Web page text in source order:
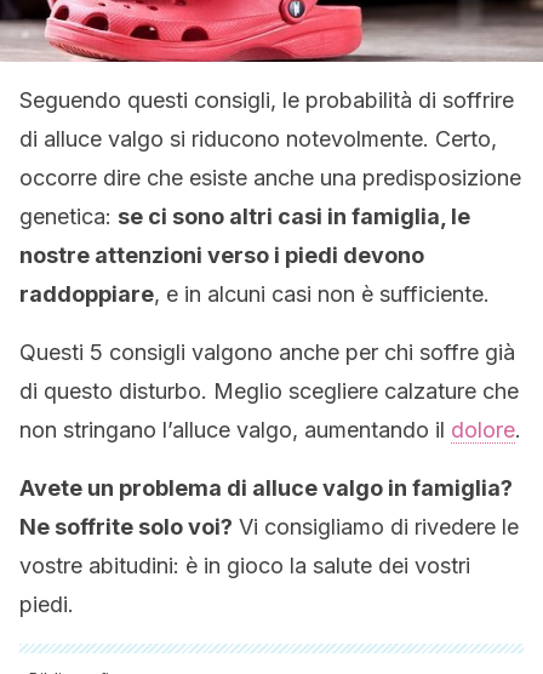
Seguendo questi consigli, le probabilità di soffrire
di alluce valgo si riducono notevolmente. Certo,
occorre dire che esiste anche una predisposizione
genetica: se ci sono altri casi in famiglia, le
nostre attenzioni verso i piedi devono
raddoppiare, e in alcuni casi non è sufficiente.
Questi 5 consigli valgono anche per chi soffre già
di questo disturbo. Meglio scegliere calzature che
non stringano l’alluce valgo, aumentando il dolore.
Avete un problema di alluce valgo in famiglia?
Ne soffrite solo voi? Vi consigliamo di rivedere le
vostre abitudini: è in gioco la salute dei vostri
piedi.